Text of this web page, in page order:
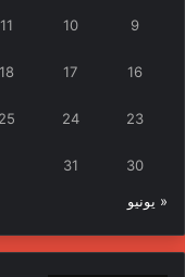
9
10
11
16
17
18
23
24
25
30
31
« يونيو